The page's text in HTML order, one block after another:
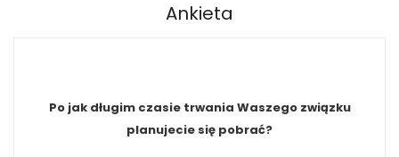
Ankieta
Po jak długim czasie trwania Waszego związku
planujecie się pobrać?